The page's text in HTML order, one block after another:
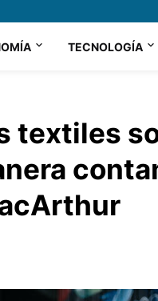
TECNOLOGÍA
textiles